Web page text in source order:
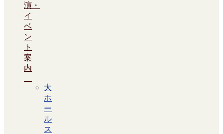
演・
イ
ベ
ン
ト
案
内
大
ホ
ー
ル
ス